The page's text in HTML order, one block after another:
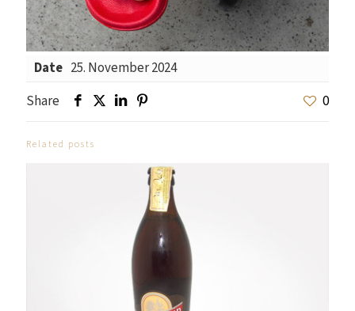
Date 25. November 2024
Share
0
Related posts